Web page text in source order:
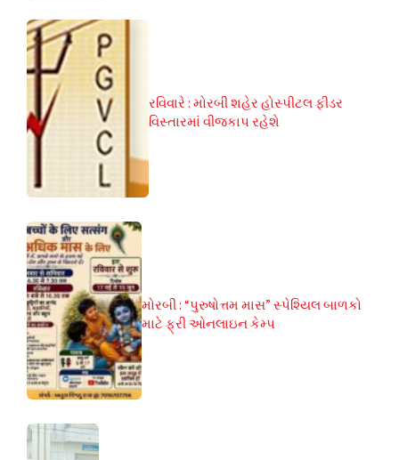
રવિવારે : મોરબી શહેર હોસ્પીટલ ફીડર
વિસ્તારમાં વીજકાપ રહેશે
મોરબી : “પુરુષોત્તમ માસ” સ્પેશ્યિલ બાળકો
માટે ફ્રી ઓનલાઇન કેમ્પ